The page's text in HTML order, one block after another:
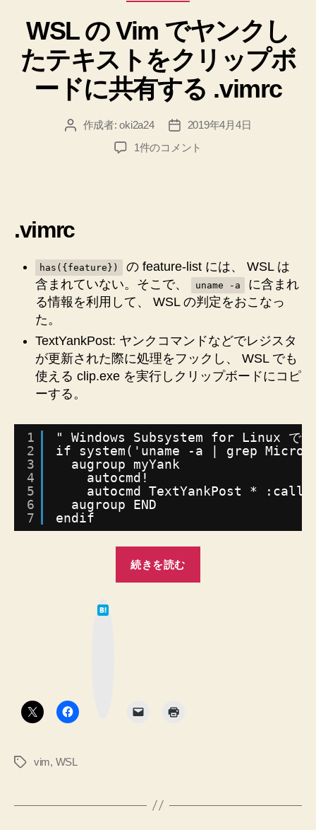
ゴ
リ
ー
WSL の Vim でヤンクし
たテキストをクリップボ
ードに共有する .vimrc
投 作成者:oki2a24
投
稿
2019年4月4日
WSL
た
テ
キ
を
ク
リ
ボ
ー
ド
に
共
有
へ
の
1件のコメント
.vimrc
has({feature})
の feature-list には、 WSL は
含まれていない。そこで、
uname -a
に含まれ
る情報を利用して、 WSL の判定をおこなっ
た。
TextYankPost: ヤンクコマンドなどでレジスタ
が更新された際に処理をフックし、 WSL でも
使える clip.exe を実行しクリップボードにコピ
ーする。
1
2
3
4
5
6
7
" Windows Subsystem for Linux で、ヤ
if system('uname -a | grep
augroup myYank
autocmd!
autocmd TextYankPost *
augroup END
endif
続きを読む
を
タ
vim, WSL